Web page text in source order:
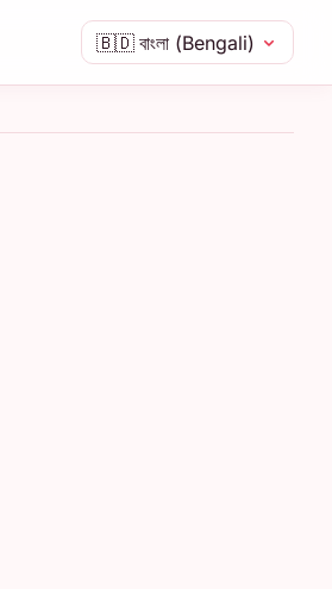
🇧🇩 বাংলা (Bengali)